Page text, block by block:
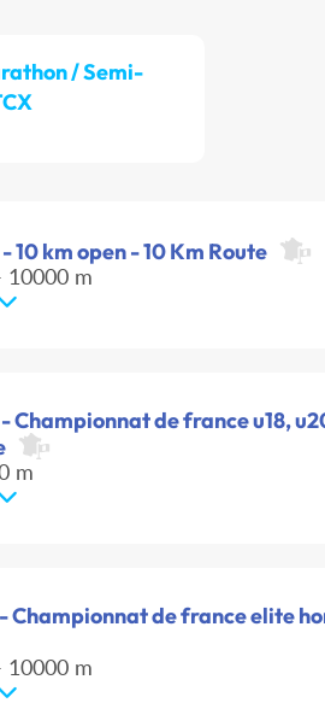
/ Semi-
10 km open - 10 Km Route
10000 m
Championnat de france u18,
m
Championnat de france elite
10000 m